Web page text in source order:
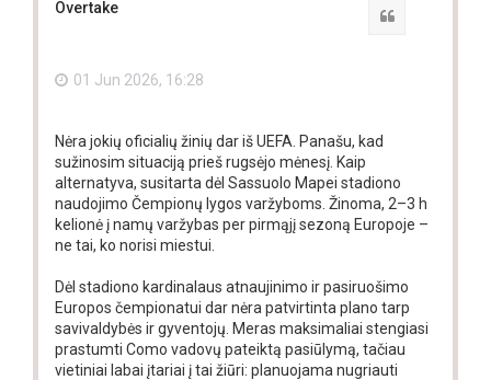
Overtake
01 Jun 2026, 16:28
Nėra jokių oficialių žinių dar iš UEFA. Panašu, kad
sužinosim situaciją prieš rugsėjo mėnesį. Kaip
alternatyva, susitarta dėl Sassuolo Mapei stadiono
naudojimo Čempionų lygos varžyboms. Žinoma, 2–3 h
kelionė į namų varžybas per pirmąjį sezoną Europoje –
ne tai, ko norisi miestui.
Dėl stadiono kardinalaus atnaujinimo ir pasiruošimo
Europos čempionatui dar nėra patvirtinta plano tarp
savivaldybės ir gyventojų. Meras maksimaliai stengiasi
prastumti Como vadovų pateiktą pasiūlymą, tačiau
vietiniai labai įtariai į tai žiūri: planuojama nugriauti